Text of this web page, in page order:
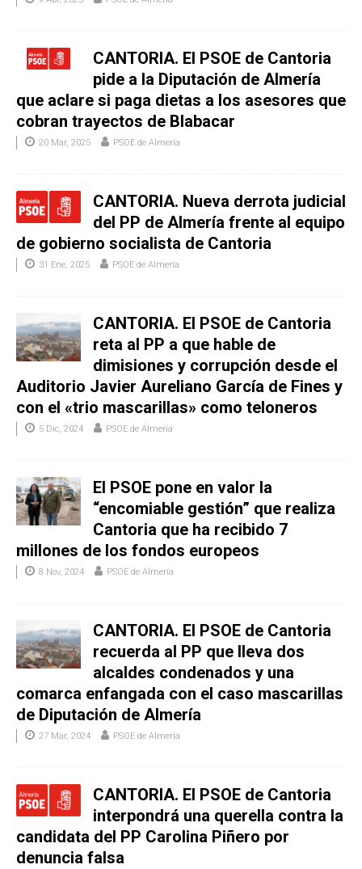
CANTORIA. El PSOE de Cantoria
pide a la Diputación de Almería
que aclare si paga dietas a los asesores que
cobran trayectos de Blabacar
20 Mar, 2025 PSOE de Almería
CANTORIA. Nueva derrota judicial
del PP de Almería frente al equipo
de gobierno socialista de Cantoria
31 Ene, 2025 PSOE de Almería
CANTORIA. El PSOE de Cantoria
reta al PP a que hable de
dimisiones y corrupción desde el
Auditorio Javier Aureliano García de Fines y
con el «trio mascarillas» como teloneros
5 Dic, 2024 PSOE de Almería
El PSOE pone en valor la
“encomiable gestión” que realiza
Cantoria que ha recibido 7
millones de los fondos europeos
8 Nov, 2024 PSOE de Almería
CANTORIA. El PSOE de Cantoria
recuerda al PP que lleva dos
alcaldes condenados y una
comarca enfangada con el caso mascarillas
de Diputación de Almería
27 Mar, 2024 PSOE de Almería
CANTORIA. El PSOE de Cantoria
interpondrá una querella contra la
candidata del PP Carolina Piñero por
denuncia falsa